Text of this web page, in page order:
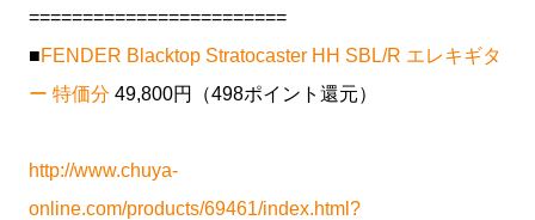
========================
■FENDER Blacktop Stratocaster HH SBL/R エレキギタ
ー 特価分 49,800円（498ポイント還元）
http://www.chuya-
online.com/products/69461/index.html?